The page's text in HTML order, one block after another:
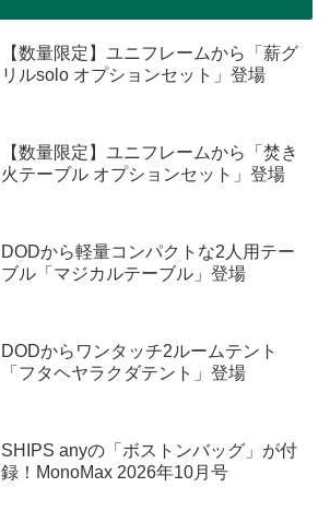
【数量限定】ユニフレームから「薪グ
リルsolo オプションセット」登場
【数量限定】ユニフレームから「焚き
火テーブル オプションセット」登場
DODから軽量コンパクトな2人用テー
ブル「マジカルテーブル」登場
DODからワンタッチ2ルームテント
「フタヘヤラクダテント」登場
SHIPS anyの「ボストンバッグ」が付
録！MonoMax 2026年10月号